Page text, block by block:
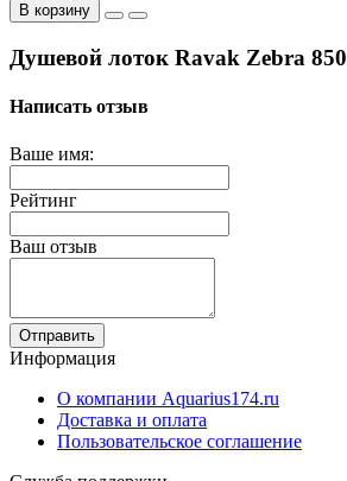
В корзину
Душевой лоток Ravak Zebra 850
Написать отзыв
Ваше имя:
Рейтинг
Ваш отзыв
Отправить
Информация
О компании Aquarius174.ru
Доставка и оплата
Пользовательское соглашение